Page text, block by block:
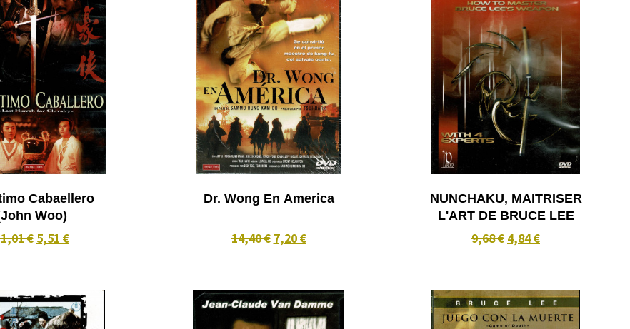
Cabaellero
Woo)
€ 5,51 €
Dr. Wong En America
14,40 € 7,20 €
NUNCHAKU, MAITRISER
L'ART DE BRUCE LEE
9,68 € 4,84 €